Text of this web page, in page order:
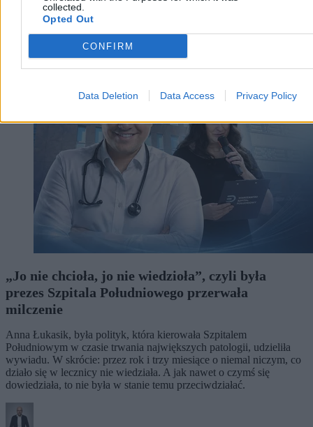
collected.
Opted Out
CONFIRM
Data Deletion Data Access Privacy Policy
Tomasz Pałasz
04.08.2026
3 min
Zdrowie
„Jo nie chcioła, jo nie wiedzioła”, czyli była
prezes Szpitala Południowego przerwała
milczenie
Anna Łukasik, była polityk, która kierowała Szpitalem
Południowym w czasie trwania największych patologii, udzieliła
wywiadu. W skrócie: przez rok i trzy miesiące o niemal niczym, co
działo się w lecznicy nie wiedziała. A jak nawet o czymś się
dowiedziała, to nie była w stanie temu przeciwdziałać.